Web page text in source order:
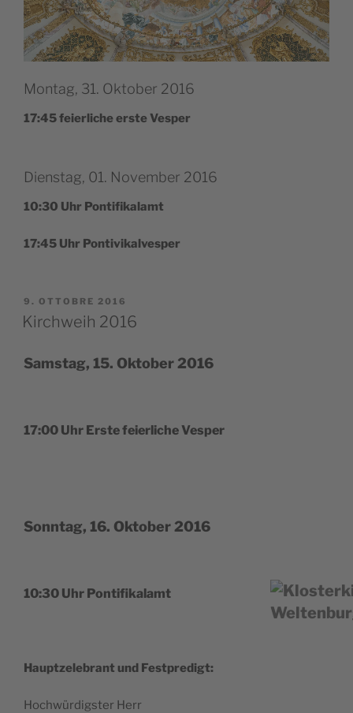
Montag, 31. Oktober 2016
17:45 feier­li­che erste Vesper
Dienstag, 01. November 2016
10:30 Uhr Pontifikalamt
17:45 Uhr Pontivikalvesper
PUBBLICATO
IL
9. OTTOBRE 2016
Kirchweih 2016
Samstag, 15. Oktober 2016
17:00 Uhr Erste feier­li­che Vesper
Sonntag, 16. Oktober 2016
10:30 Uhr Pontifikalamt
Haup­tze­le­brant und Festpredigt:
Hoch­wür­dig­ster Herr